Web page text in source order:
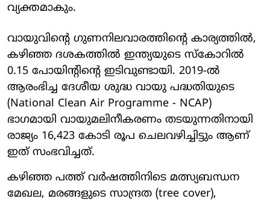
വ്യക്തമാകും.
വായുവിന്റെ ഗുണനിലവാരത്തിന്റെ കാര്യത്തിൽ,
കഴിഞ്ഞ ദശകത്തിൽ ഇന്ത്യയുടെ സ്‌കോറിൽ
0.15 പോയിന്റിന്റെ ഇടിവുണ്ടായി. 2019-ൽ
ആരംഭിച്ച ദേശീയ ശുദ്ധ വായു പദ്ധതിയുടെ
(National Clean Air Programme - NCAP)
ഭാഗമായി വായുമലിനീകരണം തടയുന്നതിനായി
രാജ്യം 16,423 കോടി രൂപ ചെലവഴിച്ചിട്ടും ആണ്
ഇത് സംഭവിച്ചത്.
കഴിഞ്ഞ പത്ത് വർഷത്തിനിടെ മത്സ്യബന്ധന
മേഖല, മരങ്ങളുടെ സാന്ദ്രത (tree cover),